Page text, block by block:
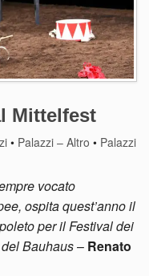
Mittelfest
• Palazzi – Altro • Palazzi
vocato
ospita quest’anno il
per il Festival dei
Bauhaus– Renato